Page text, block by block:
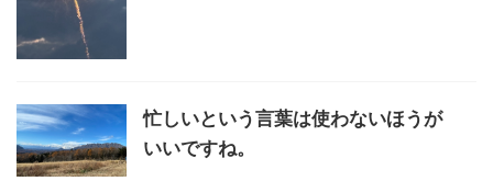
忙しいという言葉は使わないほうが
いいですね。